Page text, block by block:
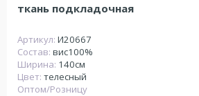
ткань подкладочная
Артикул: И20667
Состав: вис100%
Ширина: 140см
Цвет: телесный
Оптом/Розницу